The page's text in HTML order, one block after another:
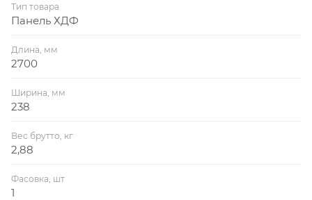
Тип товара
Панель ХДФ
Длина, мм
2700
Ширина, мм
238
Вес брутто, кг
2,88
Фасовка, шт
1